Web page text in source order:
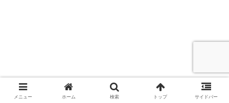
メニュー ホーム 検索 トップ サイドバー